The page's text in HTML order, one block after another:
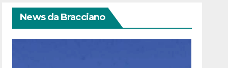
News da Bracciano